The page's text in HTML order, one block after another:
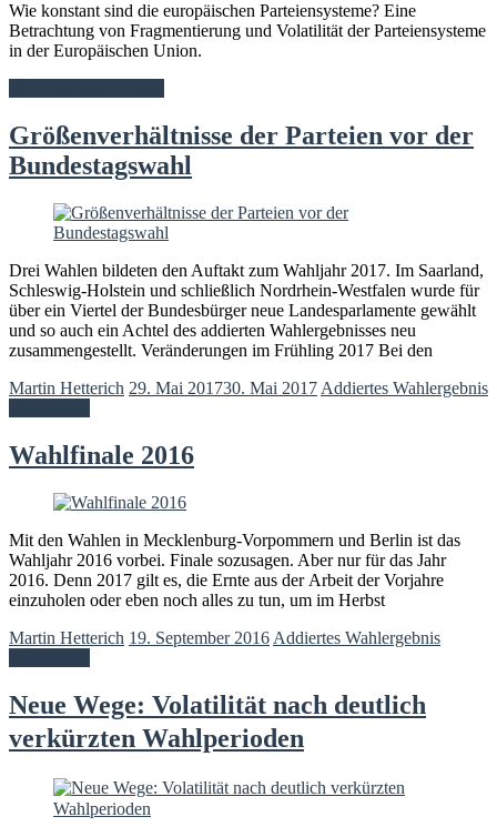
Wie konstant sind die europäischen Parteiensysteme? Eine
Betrachtung von Fragmentierung und Volatilität der Parteiensysteme
in der Europäischen Union.
Größenverhältnisse der Parteien vor der
Bundestagswahl
Drei Wahlen bildeten den Auftakt zum Wahljahr 2017. Im Saarland,
Schleswig-Holstein und schließlich Nordrhein-Westfalen wurde für
über ein Viertel der Bundesbürger neue Landesparlamente gewählt
und so auch ein Achtel des addierten Wahlergebnisses neu
zusammengestellt. Veränderungen im Frühling 2017 Bei den
Martin Hetterich 29. Mai 201730. Mai 2017 Addiertes Wahlergebnis
Wahlfinale 2016
Mit den Wahlen in Mecklenburg-Vorpommern und Berlin ist das
Wahljahr 2016 vorbei. Finale sozusagen. Aber nur für das Jahr
2016. Denn 2017 gilt es, die Ernte aus der Arbeit der Vorjahre
einzuholen oder eben noch alles zu tun, um im Herbst
Martin Hetterich 19. September 2016 Addiertes Wahlergebnis
Neue Wege: Volatilität nach deutlich
verkürzten Wahlperioden